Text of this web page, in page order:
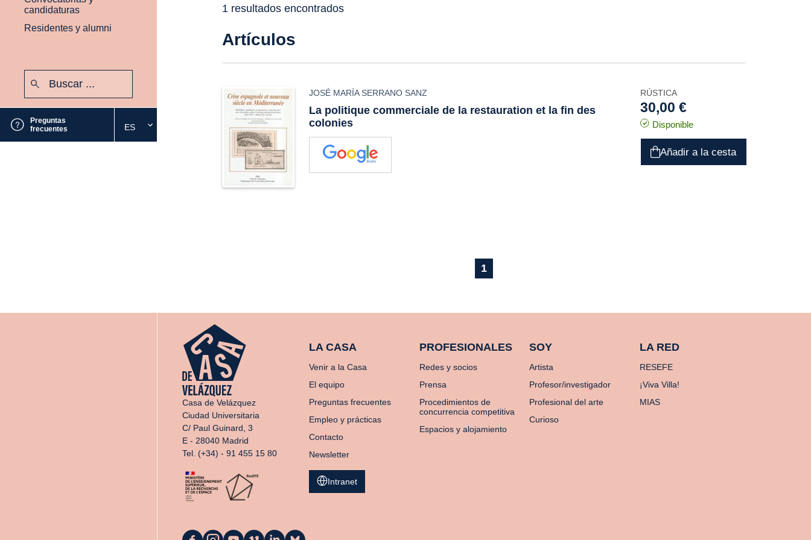
candidaturas
Residentes y alumni
Preguntas
frecuentes
Seleccione
el
ES
1 resultados encontrados
Artículos
JOSÉ MARÍA SERRANO SANZ
La politique commerciale de la restauration et la fin des
colonies
RÚSTICA
30,00 €
Disponible
Añadir a la cesta
1
Casa de Velázquez
Ciudad Universitaria
C/ Paul Guinard, 3
E - 28040 Madrid
Tel. (+34) - 91 455 15 80
LA CASA
Venir a la Casa
El equipo
Preguntas frecuentes
Empleo y prácticas
Contacto
Newsletter
PROFESIONALES
Redes y socios
Prensa
Procedimientos de
concurrencia competitiva
Espacios y alojamiento
SOY
Artista
Profesor/investigador
Profesional del arte
Curioso
LA RED
RESEFE
¡Viva Villa!
MIAS
Intranet